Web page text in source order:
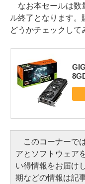
なお本セールは数
ル終了となります
どうかチェックして
このコーナーで
アとソフトウェア
い得情報をお届け
期などの情報は記